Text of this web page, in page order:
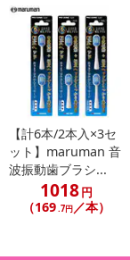
・毛の硬さ：やわらか
・商品カラー：歯ブ
・商品サイズ：
.本体長さ：約22cm
替えブラシ：ヘッ
注意事項
【賞味・消費期限の
【計6本/2本入×3セ
ット】maruman 音
波振動歯ブラシ...
1018円
（169.7円／本）